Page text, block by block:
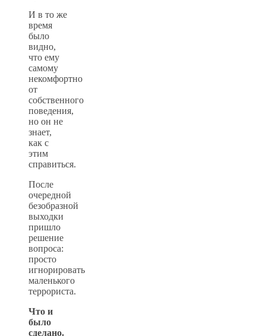
И в то же
время
было
видно,
что ему
самому
некомфортно
от
собственного
поведения,
но он не
знает,
как с
этим
справиться.
После
очередной
безобразной
выходки
пришло
решение
вопроса:
просто
игнорировать
маленького
террориста.
Что и
было
сделано.